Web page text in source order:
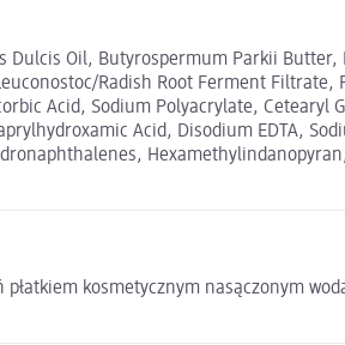
Oil, Butyrospermum Parkii
Radish Root Ferment Filtrate,
Acid, Sodium Polyacrylate, Cetearyl
Acid, Disodium EDTA,
kosmetycznym nasączonym